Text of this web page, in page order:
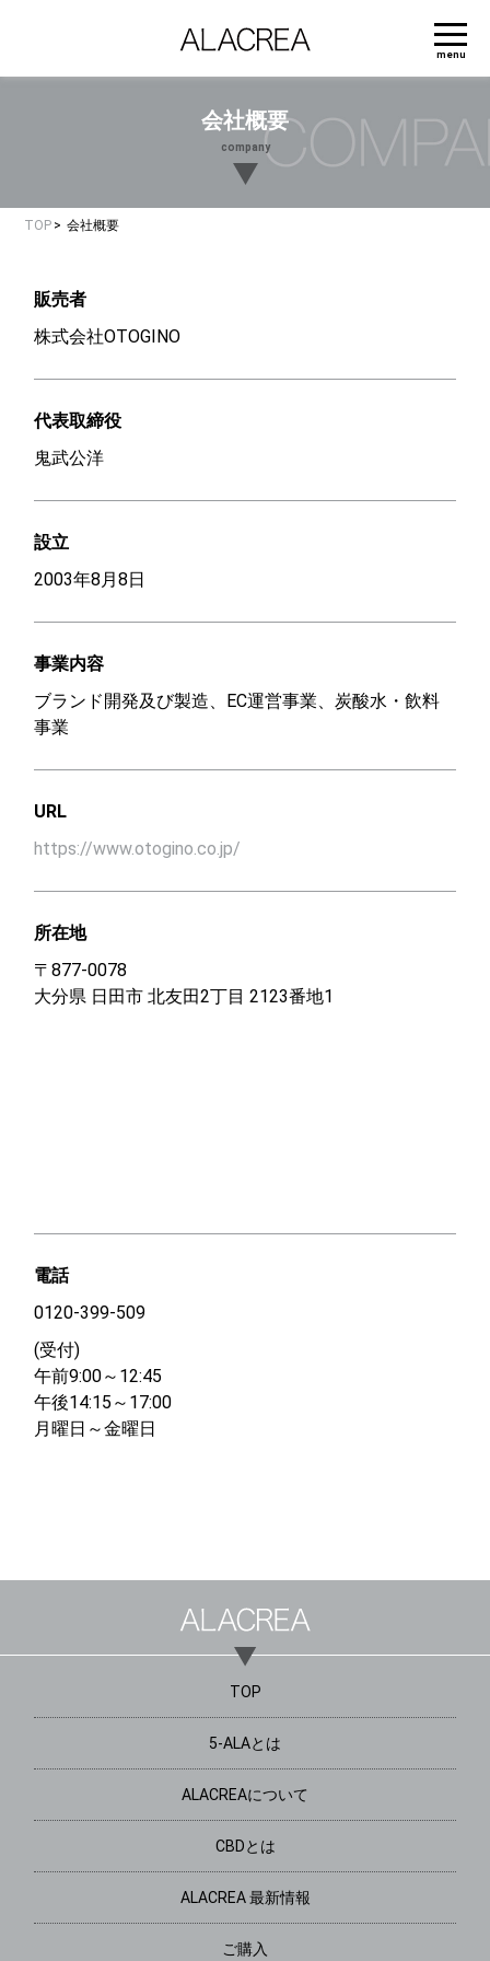
menu
会社概要
company
TOP 会社概要
販売者
株式会社OTOGINO
代表取締役
鬼武公洋
設立
2003年8月8日
事業内容
ブランド開発及び製造、EC運営事業、炭酸水・飲料
事業
URL
https://www.otogino.co.jp/
所在地
〒877-0078
大分県 日田市 北友田2丁目 2123番地1
電話
0120-399-509
(受付)
午前9:00～12:45
午後14:15～17:00
月曜日～金曜日
TOP
5-ALAとは
ALACREAについて
CBDとは
ALACREA 最新情報
ご購入